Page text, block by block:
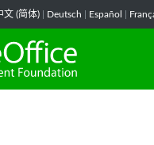
文 (简体) Deutsch Español